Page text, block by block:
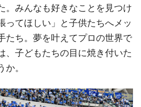
。みんなも好きなことを見つけ
ってほしい」と子供たちへメッ
たち。夢を叶えてプロの世界で
、子どもたちの目に焼き付いた
。